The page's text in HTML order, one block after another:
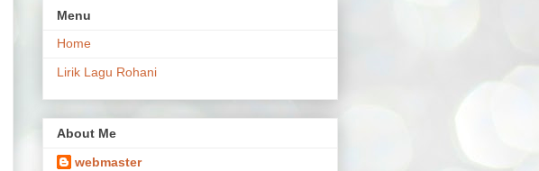
Menu
Home
Lirik Lagu Rohani
About Me
webmaster